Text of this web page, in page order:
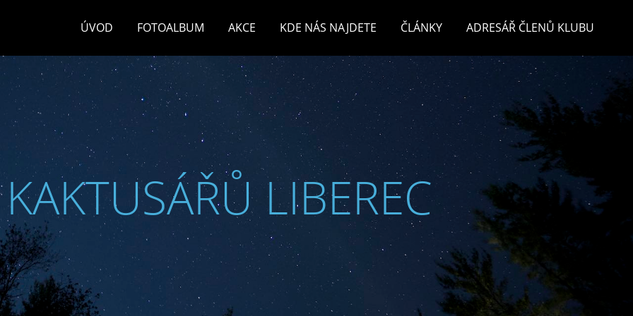
ÚVOD FOTOALBUM AKCE KDE NÁS NAJDETE ČLÁNKY ADRESÁŘ ČLENŮ KLUBU
LIBEREC